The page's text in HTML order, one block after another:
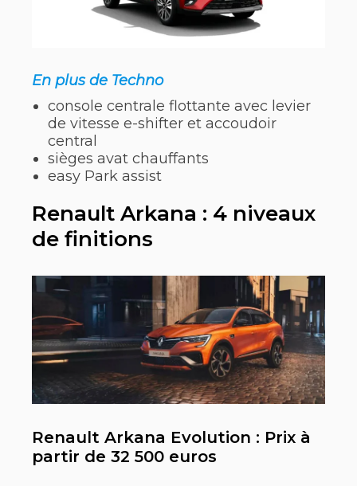
En plus de Techno
console centrale flottante avec levier
de vitesse e-shifter et accoudoir
central
sièges avat chauffants
easy Park assist
Renault Arkana : 4 niveaux
de finitions
Renault Arkana Evolution : Prix à
partir de 32 500 euros